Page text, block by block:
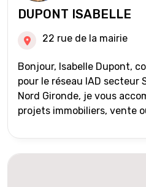
DUPONT ISABELLE
22 rue de la mairie
Bonjour, Isabelle Dupont,
pour le réseau IAD secteur
Nord Gironde, je vous
projets immobiliers, vente